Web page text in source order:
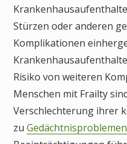
Stürzen oder anderen
Komplikationen
Risiko von weiteren
Menschen mit Frailty
Verschlechterung ihrer
zu Gedächtnisproblemen